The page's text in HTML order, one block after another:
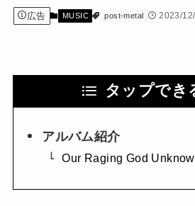
広告 MUSIC post-metal 2023/
タップでき
アルバム紹介
Our Raging God